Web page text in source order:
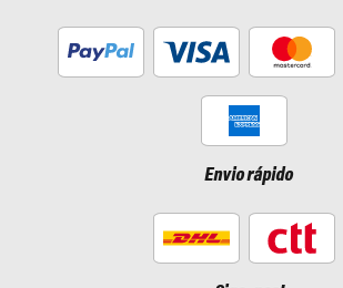
Envio rápido